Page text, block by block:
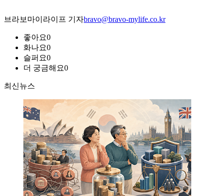
브라보마이라이프 기자bravo@bravo-mylife.co.kr
좋아요0
화나요0
슬퍼요0
더 궁금해요0
최신뉴스